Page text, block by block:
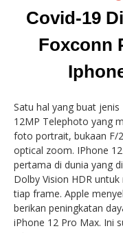
Covid-19
Foxconn
Satu hal yang buat
12MP Telephoto yang
foto portrait, bukaan F/
optical zoom. IPhone
pertama di dunia yang
Dolby Vision HDR
tiap frame. Apple
berikan peningkatan
iPhone 12 Pro Max. Ini